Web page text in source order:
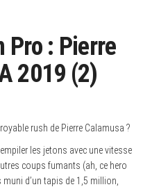
Pro : Pierre
2019 (2)
rush de Pierre Calamusa ?
les jetons avec une vitesse
coups fumants (ah, ce hero
d’un tapis de 1,5 million,